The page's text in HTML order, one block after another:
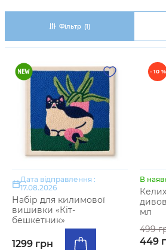
Фільтр (1)
Дата відправлення :
17.08.2026
Набір для килимової
вишивки «Кіт-
бешкетник»
1299 грн
- 10 %
В
мл
499
449